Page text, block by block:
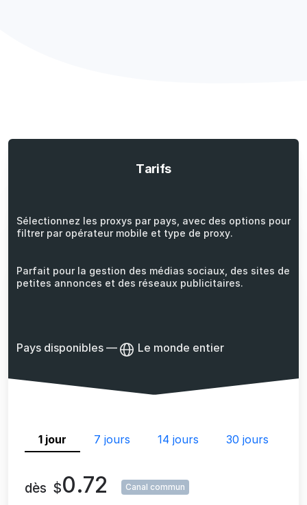
Tarifs
Sélectionnez les proxys par pays, avec des options pour
filtrer par opérateur mobile et type de proxy.
Parfait pour la gestion des médias sociaux, des sites de
petites annonces et des réseaux publicitaires.
Pays disponibles — Le monde entier
1 jour 7 jours 14 jours 30 jours
dès $0.72 Canal commun